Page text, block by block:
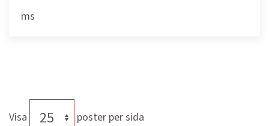
ms
Visa poster per sida